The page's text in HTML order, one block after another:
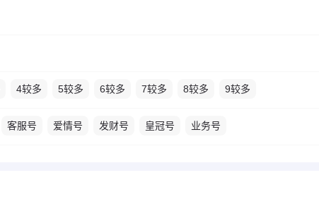
4较多 5较多 6较多 7较多 8较多 9较多
客服号 爱情号 发财号 皇冠号 业务号